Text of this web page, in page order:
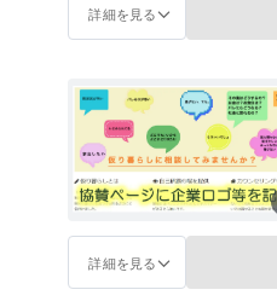
詳細を見る
詳細を見る